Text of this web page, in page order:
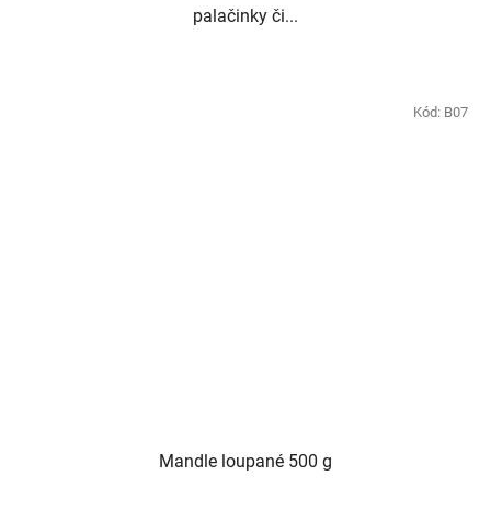
palačinky či...
Mandle loupané 500 g
Kód: B07